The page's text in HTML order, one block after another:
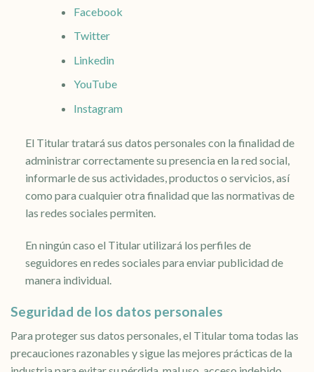
Facebook
Twitter
Linkedin
YouTube
Instagram
El Titular tratará sus datos personales con la finalidad de
administrar correctamente su presencia en la red social,
informarle de sus actividades, productos o servicios, así
como para cualquier otra finalidad que las normativas de
las redes sociales permiten.
En ningún caso el Titular utilizará los perfiles de
seguidores en redes sociales para enviar publicidad de
manera individual.
Seguridad de los datos personales
Para proteger sus datos personales, el Titular toma todas las
precauciones razonables y sigue las mejores prácticas de la